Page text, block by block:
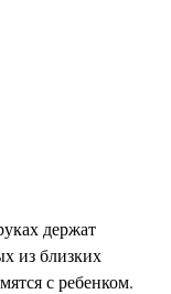
держат
из близких
с ребенком.